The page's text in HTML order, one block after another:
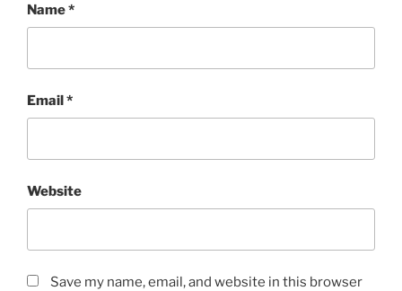
Name*
Email*
Website
Save my name, email, and website in this browser